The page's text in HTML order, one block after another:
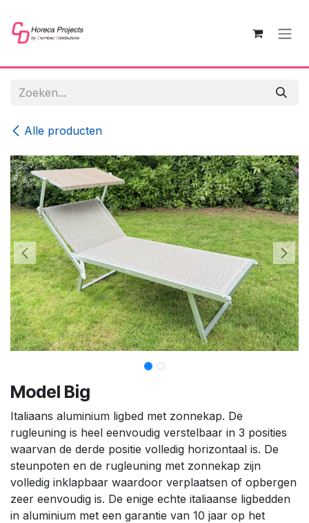
Alle producten
Model Big
Italiaans aluminium ligbed met zonnekap. De
rugleuning is heel eenvoudig verstelbaar in 3 posities
waarvan de derde positie volledig horizontaal is. De
steunpoten en de rugleuning met zonnekap zijn
volledig inklapbaar waardoor verplaatsen of opbergen
zeer eenvoudig is. De enige echte italiaanse ligbedden
in aluminium met een garantie van 10 jaar op het